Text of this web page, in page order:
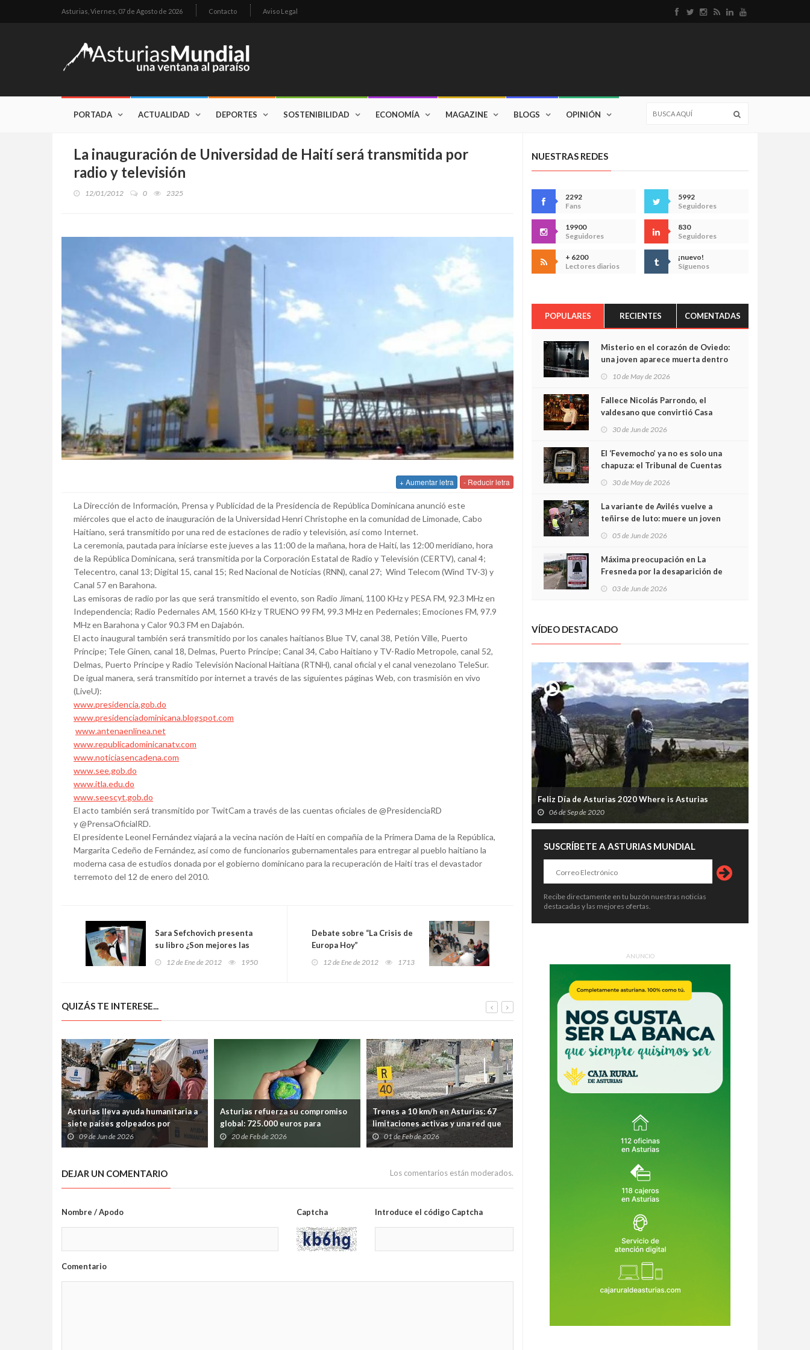
Asturias, Viernes, 07 de Agosto de 2026 Contacto Aviso Legal
PORTADA ACTUALIDAD DEPORTES SOSTENIBILIDAD ECONOMÍA MAGAZINE BLOGS OPINIÓN
La inauguración de Universidad de Haití será transmitida por
radio y televisión
12/01/2012 0 2325
+ Aumentar letra - Reducir letra
La Dirección de Información, Prensa y Publicidad de la Presidencia de República Dominicana anunció este
miércoles que el acto de inauguración de la Universidad Henri Christophe en la comunidad de Limonade, Cabo
Haitiano, será transmitido por una red de estaciones de radio y televisión, así como Internet.
La ceremonia, pautada para iniciarse este jueves a las 11:00 de la mañana, hora de Haití, las 12:00 meridiano, hora
de la República Dominicana, será transmitida por la Corporación Estatal de Radio y Televisión (CERTV), canal 4;
Telecentro, canal 13; Digital 15, canal 15; Red Nacional de Noticias (RNN), canal 27; Wind Telecom (Wind TV-3) y
Canal 57 en Barahona.
Las emisoras de radio por las que será transmitido el evento, son Radio Jimaní, 1100 KHz y PESA FM, 92.3 MHz en
Independencia; Radio Pedernales AM, 1560 KHz y TRUENO 99 FM, 99.3 MHz en Pedernales; Emociones FM, 97.9
MHz en Barahona y Calor 90.3 FM en Dajabón.
El acto inaugural también será transmitido por los canales haitianos Blue TV, canal 38, Petión Ville, Puerto
Príncipe; Tele Ginen, canal 18, Delmas, Puerto Príncipe; Canal 34, Cabo Haitiano y TV-Radio Metropole, canal 52,
Delmas, Puerto Príncipe y Radio Televisión Nacional Haitiana (RTNH), canal oficial y el canal venezolano TeleSur.
De igual manera, será transmitido por internet a través de las siguientes páginas Web, con trasmisión en vivo
(LiveU):
www.presidencia.gob.do
www.presidenciadominicana.blogspot.com
www.antenaenlinea.net
www.republicadominicanatv.com
www.noticiasencadena.com
www.see.gob.do
www.itla.edu.do
www.seescyt.gob.do
El acto también será transmitido por TwitCam a través de las cuentas oficiales de @PresidenciaRD
y @PrensaOficialRD.
El presidente Leonel Fernández viajará a la vecina nación de Haití en compañía de la Primera Dama de la República,
Margarita Cedeño de Fernández, así como de funcionarios gubernamentales para entregar al pueblo haitiano la
moderna casa de estudios donada por el gobierno dominicano para la recuperación de Haití tras el devastador
terremoto del 12 de enero del 2010.
Sara Sefchovich presenta
su libro ¿Son mejores las
mujeres? en Oaxaca
12 de Ene de 2012 1950
Debate sobre “La Crisis de
Europa Hoy”
12 de Ene de 2012 1713
QUIZÁS TE INTERESE...
Asturias lleva ayuda humanitaria a
siete países golpeados por
guerras, hambre y desastres
naturales
09 de Jun de 2026
Asturias refuerza su compromiso
global: 725.000 euros para
educación solidaria y ayuda
humanitaria
20 de Feb de 2026
Trenes a 10 km/h en Asturias: 67
limitaciones activas y una red que
avanza con el freno echado
mientras España revisa su
01 de Feb de 2026
por la tragedia de Adamuz y sigue a
la espera de datos sobre víctimas
DEJAR UN COMENTARIO Los comentarios están moderados.
Nombre / Apodo Captcha Introduce el código Captcha
Comentario
NUESTRAS REDES
2292
Fans
5992
Seguidores
19900
Seguidores
830
Seguidores
+ 6200
Lectores diarios
¡nuevo!
Síguenos
POPULARES RECIENTES COMENTADAS
Misterio en el corazón de Oviedo:
una joven aparece muerta dentro
cámaras captan sus últimos
minutos
10 de May de 2026
Fallece Nicolás Parrondo, el
valdesano que convirtió Casa
30 de Jun de 2026
El ‘Fevemocho’ ya no es solo una
chapuza: el Tribunal de Cuentas
sobrecoste de los trenes que no
cabían por los túneles
30 de May de 2026
La variante de Avilés vuelve a
teñirse de luto: muere un joven
05 de Jun de 2026
Máxima preocupación en La
Fresneda por la desaparición de
03 de Jun de 2026
VÍDEO DESTACADO
Feliz Día de Asturias 2020 Where is Asturias
06 de Sep de 2020
SUSCRÍBETE A ASTURIAS MUNDIAL
Recibe directamente en tu buzón nuestras noticias
destacadas y las mejores ofertas.
ANUNCIO